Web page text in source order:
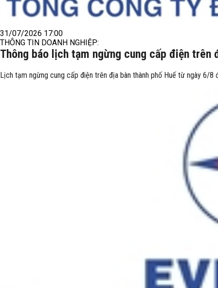
31/07/2026 17:00
THÔNG TIN DOANH NGHIỆP:
Thông báo lịch tạm ngừng cung cấp điện trên
Lịch tạm ngừng cung cấp điện trên địa bàn thành phố Huế từ ngày 6/8